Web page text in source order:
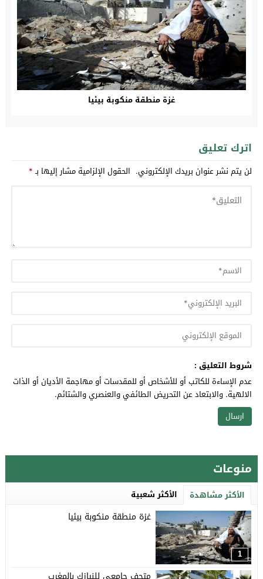
غزة منطقة منكوبة بيئيا
اترك تعليق
لن يتم نشر عنوان بريدك الإلكتروني. الحقول الإلزامية مشار إليها بـ*
شروط التعليق :
عدم الإساءة للكاتب أو للأشخاص أو للمقدسات أو مهاجمة الأديان أو الذات
الالهية. والابتعاد عن التحريض الطائفي والعنصري والشتائم.
منوعات
الأكثر مشاهدة الأكثر شعبية
1
غزة منطقة منكوبة بيئيا